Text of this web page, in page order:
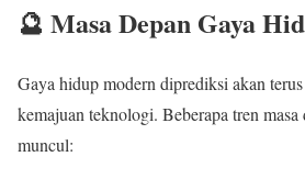
🔮 Masa Depan Gaya
Gaya hidup modern diprediksi akan
kemajuan teknologi. Beberapa tren
muncul: